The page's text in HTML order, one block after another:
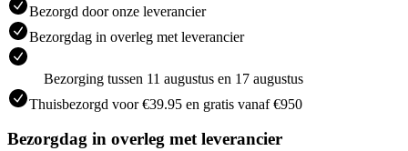
Bezorgd door onze leverancier
Bezorgdag in overleg met leverancier
Bezorging tussen 11 augustus en 17 augustus
Thuisbezorgd voor €39.95 en gratis vanaf €950
Bezorgdag in overleg met leverancier